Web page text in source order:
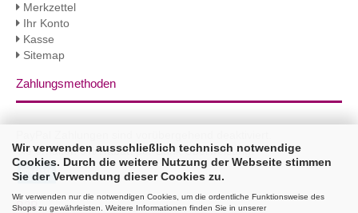
Wir verwenden ausschließlich technisch notwendige
Cookies. Durch die weitere Nutzung der Webseite stimmen
Sie der Verwendung dieser Cookies zu.
Wir verwenden nur die notwendigen Cookies, um die ordentliche Funktionsweise des
Shops zu gewährleisten. Weitere Informationen finden Sie in unserer
Merkzettel
Ihr Konto
Kasse
Sitemap
Zahlungsmethoden
Sie erhalten 3% Rabatt per Bank Überweisung!
B2B